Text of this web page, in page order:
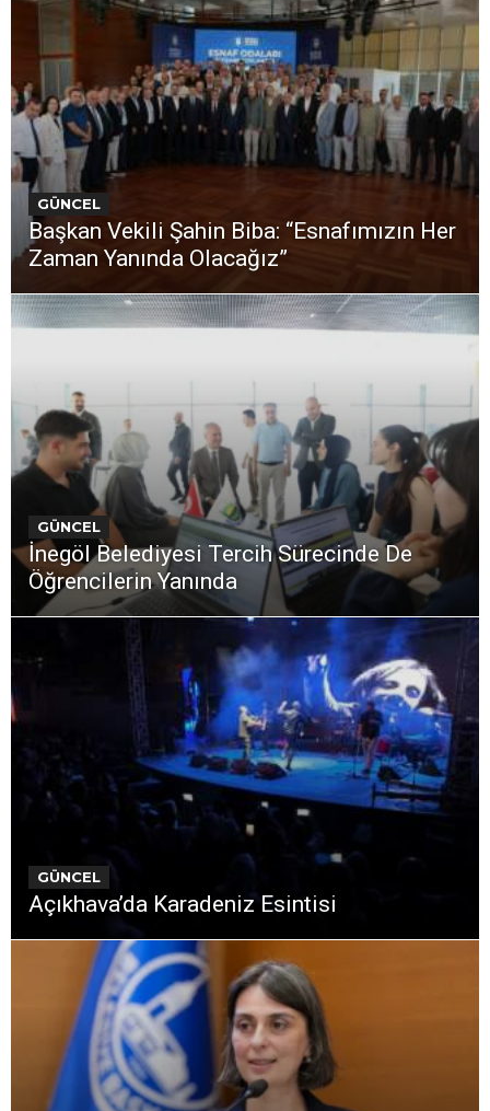
GÜNCEL
Başkan Vekili Şahin Biba: “Esnafımızın Her
Zaman Yanında Olacağız”
GÜNCEL
İnegöl Belediyesi Tercih Sürecinde De
Öğrencilerin Yanında
GÜNCEL
Açıkhava’da Karadeniz Esintisi